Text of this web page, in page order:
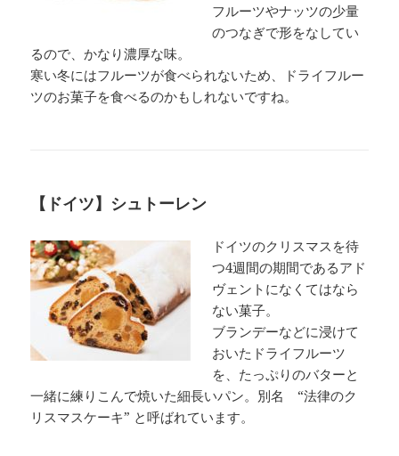
フルーツやナッツの少量
のつなぎで形をなしてい
るので、かなり濃厚な味。
寒い冬にはフルーツが食べられないため、ドライフルー
ツのお菓子を食べるのかもしれないですね。
【ドイツ】シュトーレン
ドイツのクリスマスを待
つ4週間の期間であるアド
ヴェントになくてはなら
ない菓子。
ブランデーなどに浸けて
おいたドライフルーツ
を、たっぷりのバターと
一緒に練りこんで焼いた細長いパン。別名 “法律のク
リスマスケーキ” と呼ばれています。